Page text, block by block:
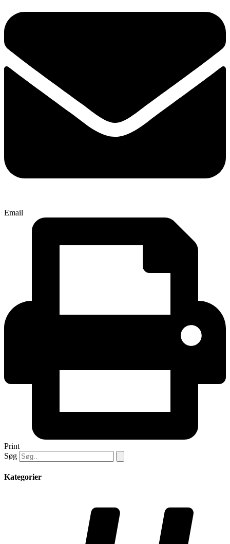
Email
Print
Søg
Kategorier